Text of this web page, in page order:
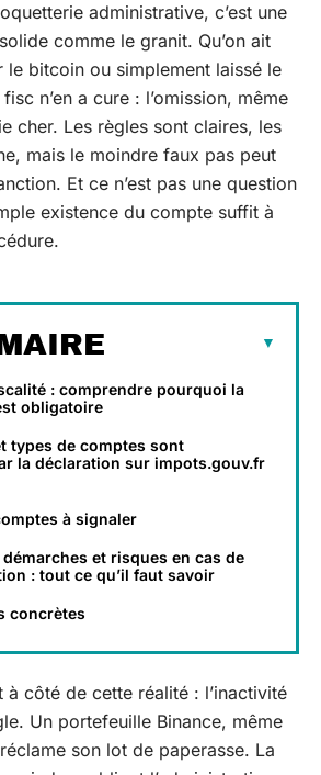
administrative, c’est une
comme le granit. Qu’on ait
le bitcoin ou simplement laissé le
n’en a cure : l’omission, même
cher. Les règles sont claires, les
mais le moindre faux pas peut
Et ce n’est pas une question
existence du compte suffit à
: comprendre pourquoi la
obligatoire
types de comptes sont
la déclaration sur impots.gouv.fr
à signaler
et risques en cas de
: tout ce qu’il faut savoir
concrètes
à côté de cette réalité : l’inactivité
Un portefeuille Binance, même
son lot de paperasse. La